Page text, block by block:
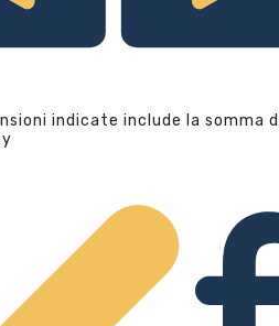
indicate include la somma